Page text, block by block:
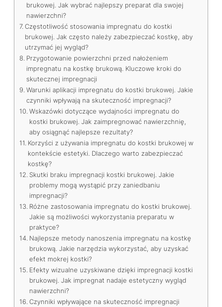
brukowej. Jak wybrać najlepszy preparat dla swojej
nawierzchni?
Częstotliwość stosowania impregnatu do kostki
brukowej. Jak często należy zabezpieczać kostkę, aby
utrzymać jej wygląd?
Przygotowanie powierzchni przed nałożeniem
impregnatu na kostkę brukową. Kluczowe kroki do
skutecznej impregnacji
Warunki aplikacji impregnatu do kostki brukowej. Jakie
czynniki wpływają na skuteczność impregnacji?
Wskazówki dotyczące wydajności impregnatu do
kostki brukowej. Jak zaimpregnować nawierzchnię,
aby osiągnąć najlepsze rezultaty?
Korzyści z używania impregnatu do kostki brukowej w
kontekście estetyki. Dlaczego warto zabezpieczać
kostkę?
Skutki braku impregnacji kostki brukowej. Jakie
problemy mogą wystąpić przy zaniedbaniu
impregnacji?
Różne zastosowania impregnatu do kostki brukowej.
Jakie są możliwości wykorzystania preparatu w
praktyce?
Najlepsze metody nanoszenia impregnatu na kostkę
brukową. Jakie narzędzia wykorzystać, aby uzyskać
efekt mokrej kostki?
Efekty wizualne uzyskiwane dzięki impregnacji kostki
brukowej. Jak impregnat nadaje estetyczny wygląd
nawierzchni?
Czynniki wpływające na skuteczność impregnacji